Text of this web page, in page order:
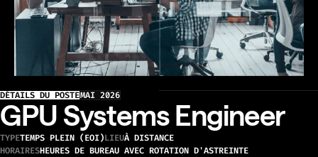
DÉTAILS DU POSTEMAI 2026
GPU Systems Engineer
TYPETEMPS PLEIN (EOI)LIEUÀ DISTANCE
HORAIRESHEURES DE BUREAU AVEC ROTATION D'ASTREINTE